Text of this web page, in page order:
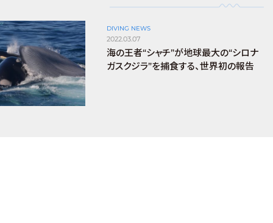
DIVING NEWS
2022.03.07
海の王者“シャチ”が地球最大の“シロナ
ガスクジラ”を捕食する、世界初の報告